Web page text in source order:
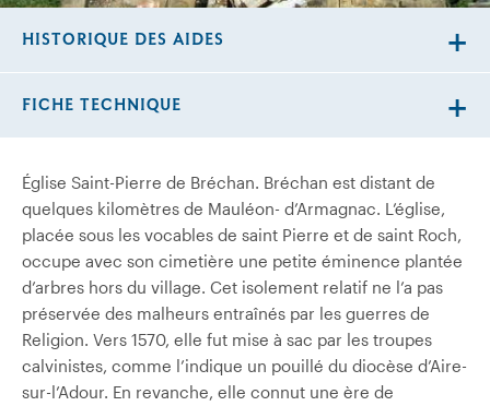
Église Saint-Pierre de Bréchan. Bréchan est distant de
quelques kilomètres de Mauléon- d’Armagnac. L’église,
placée sous les vocables de saint Pierre et de saint Roch,
occupe avec son cimetière une petite éminence plantée
d’arbres hors du village. Cet isolement relatif ne l’a pas
préservée des malheurs entraînés par les guerres de
Religion. Vers 1570, elle fut mise à sac par les troupes
calvinistes, comme l’indique un pouillé du diocèse d’Aire-
sur-l’Adour. En revanche, elle connut une ère de
HISTORIQUE DES AIDES
FICHE TECHNIQUE